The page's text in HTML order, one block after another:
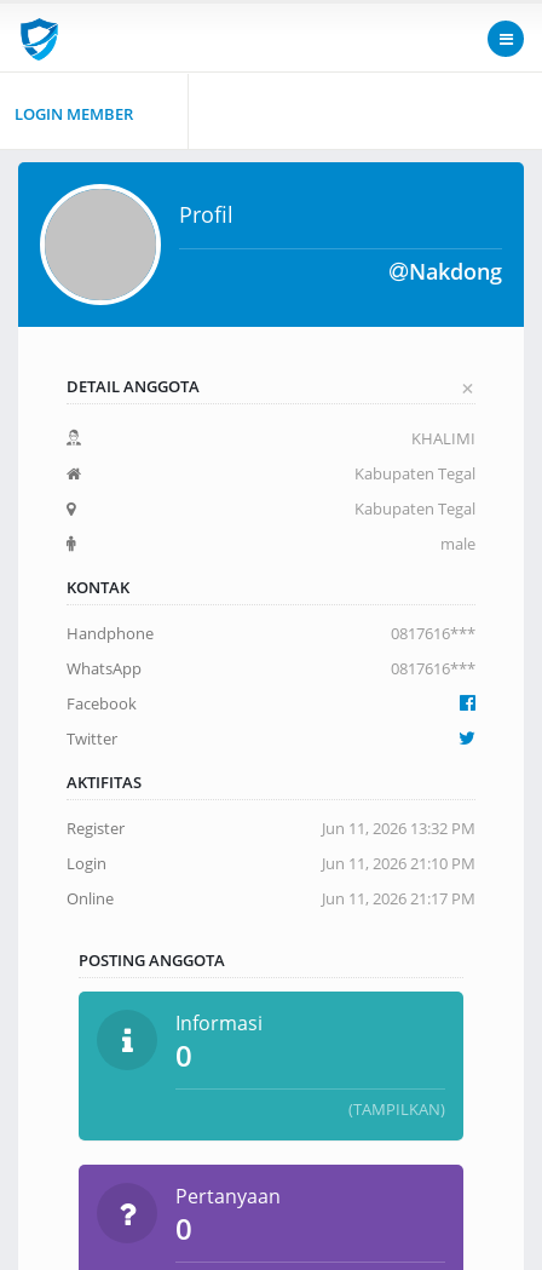
LOGIN MEMBER
Profil
Nakdong
DETAIL ANGGOTA +
KHALIMI
Kabupaten Tegal
Kabupaten Tegal
male
KONTAK
Handphone
0817616***
WhatsApp
0817616***
Facebook
Twitter
AKTIFITAS
Register
Jun 11, 2026 13:32 PM
Login
Jun 11, 2026 21:10 PM
Online
Jun 11, 2026 21:17 PM
POSTING ANGGOTA
Informasi
0
(TAMPILKAN)
Pertanyaan
0